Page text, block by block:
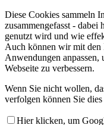
Diese Cookies sammeln
zusammengefasst - dabei
genutzt wird und wie
Auch können wir mit den
Anwendungen anpassen,
Webseite zu verbessern.
Wenn Sie nicht wollen,
verfolgen können Sie
Hier klicken, um